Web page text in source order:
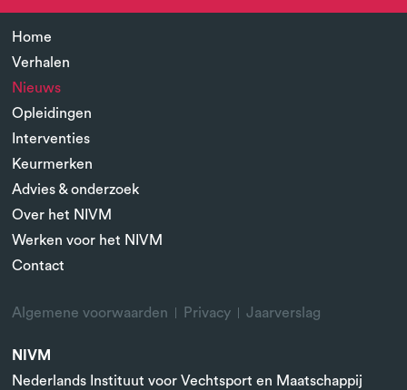
Home
Verhalen
Nieuws
Opleidingen
Interventies
Keurmerken
Advies & onderzoek
Over het NIVM
Werken voor het NIVM
Contact
Algemene voorwaarden Privacy Jaarverslag
NIVM
Nederlands Instituut voor Vechtsport en Maatschappij